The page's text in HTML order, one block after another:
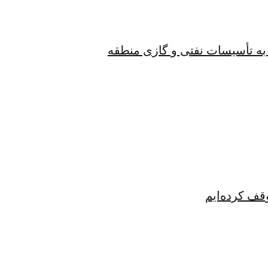
تأسیسات نفتی و گازی منطقه
کرده‌ایم